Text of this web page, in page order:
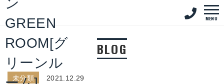
MENU
BLOG
未分類 2021.12.29